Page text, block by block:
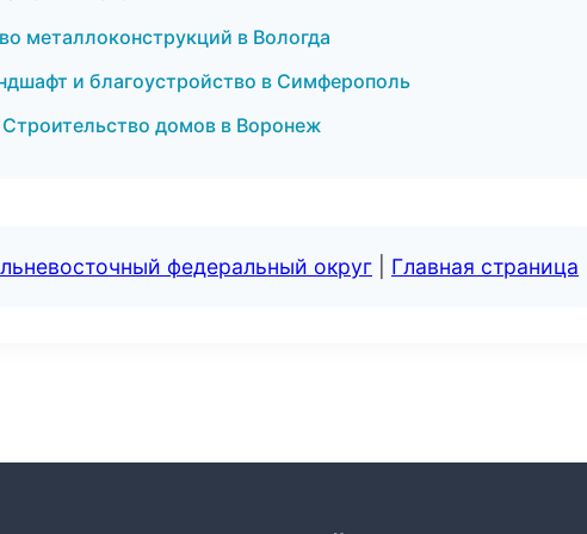
металлоконструкций в Вологда
и благоустройство в Симферополь
домов в Воронеж
федеральный округ Главная страница